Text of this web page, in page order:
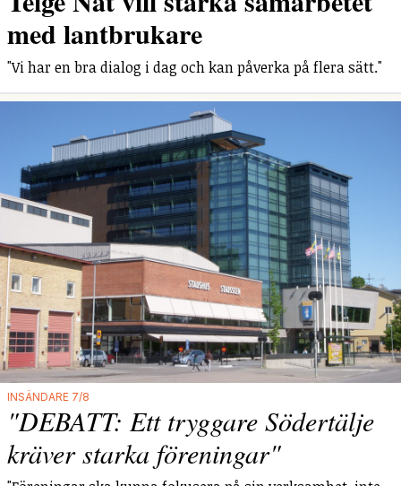
med lantbrukare
"Vi har en bra dialog i dag och kan påverka på flera sätt."
INSÄNDARE 7/8
"DEBATT: Ett tryggare Södertälje
kräver starka föreningar"